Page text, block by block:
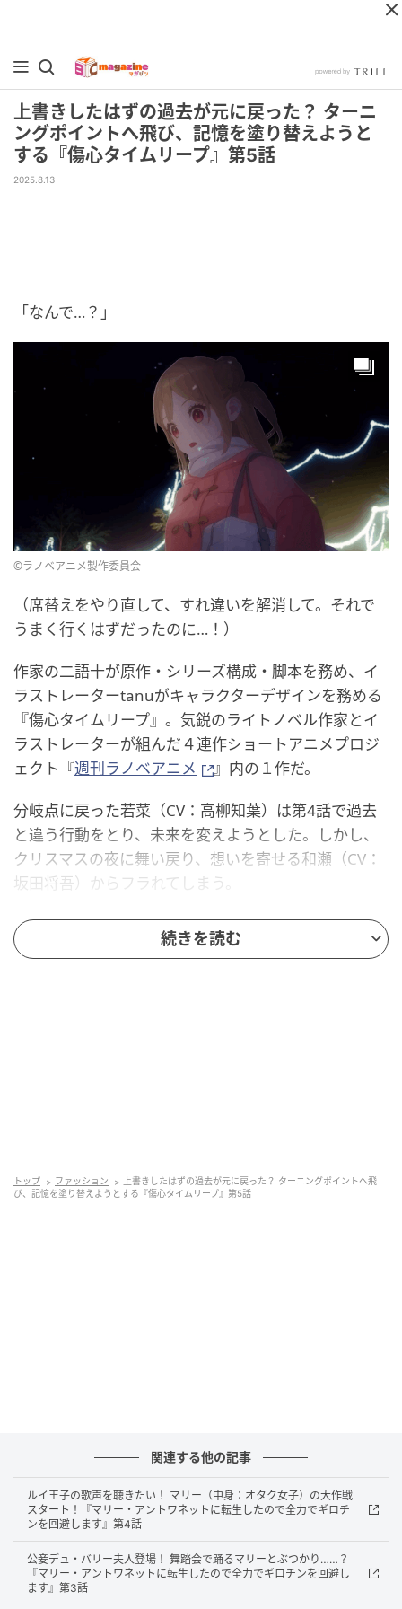
上書きしたはずの過去が元に戻った？ ターニ
ングポイントへ飛び、記憶を塗り替えようと
する『傷心タイムリープ』第5話
2025.8.13
「なんで…？」
©ラノベアニメ製作委員会
（席替えをやり直して、すれ違いを解消して。それで
うまく行くはずだったのに…！）
作家の二語十が原作・シリーズ構成・脚本を務め、イ
ラストレーターtanuがキャラクターデザインを務める
『傷心タイムリープ』。気鋭のライトノベル作家とイ
ラストレーターが組んだ４連作ショートアニメプロジ
ェクト『週刊ラノベアニメ 』内の１作だ。
分岐点に戻った若菜（CV：高柳知葉）は第4話で過去
と違う行動をとり、未来を変えようとした。しかし、
クリスマスの夜に舞い戻り、想いを寄せる和瀬（CV：
坂田将吾）からフラれてしまう。
若菜「ずっと、迷惑だった…？ 無理やり隣にいようと
して、話しかけて、好きになって、迷惑だった…？」
©ラノベアニメ製作委員会
若菜「私それ、あげたんだっけ」
和瀬「なんで忘れてるんだよ」
続きを読む
トップ ファッション
上書きしたはずの過去が元に戻った？ ターニングポイントへ飛
び、記憶を塗り替えようとする『傷心タイムリープ』第5話
関連する他の記事
ルイ王子の歌声を聴きたい！ マリー（中身：オタク女子）の大作戦
スタート！『マリー・アントワネットに転生したので全力でギロチ
ンを回避します』第4話
公妾デュ・バリー夫人登場！ 舞踏会で踊るマリーとぶつかり……？
『マリー・アントワネットに転生したので全力でギロチンを回避し
ます』第3話